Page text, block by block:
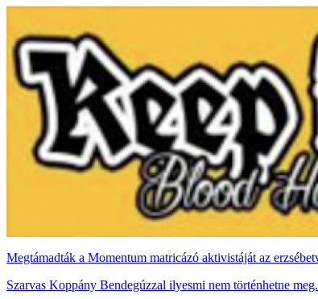
Megtámadták a Momentum matricázó aktivistáját az
Szarvas Koppány Bendegúzzal ilyesmi nem történhetne meg.